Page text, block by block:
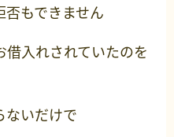
もできません
借入れされていたのを
ないだけで